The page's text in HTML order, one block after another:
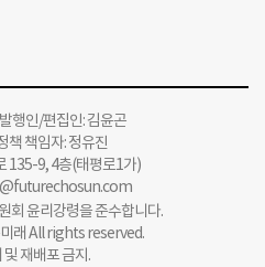
행인/편집인: 김윤곤
책 책임자: 정유진
135-9, 4층(태평로1가)
회 윤리강령을 준수합니다.
래 All rights reserved.
및 재배포 금지.